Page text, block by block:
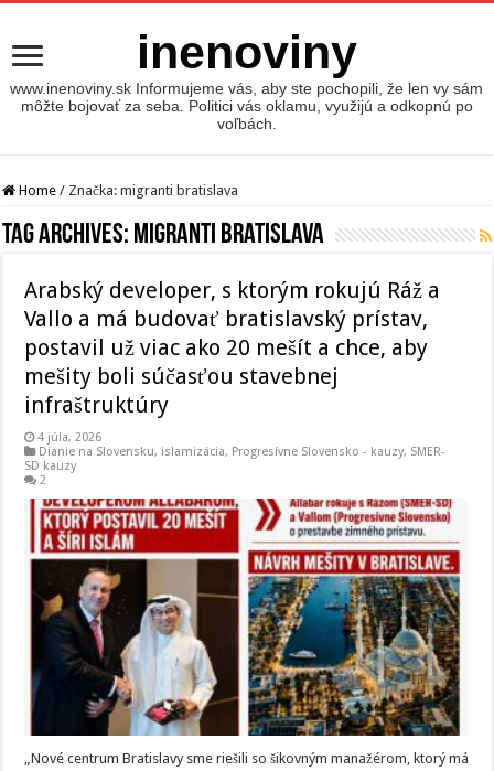
inenoviny
www.inenoviny.sk Informujeme vás, aby ste pochopili, že len vy sám
môžte bojovať za seba. Politici vás oklamu, využijú a odkopnú po
voľbách.
Home / Značka:migranti bratislava
Tag Archives: migranti bratislava
Arabský developer, s ktorým rokujú Ráž a
Vallo a má budovať bratislavský prístav,
postavil už viac ako 20 mešít a chce, aby
mešity boli súčasťou stavebnej
infraštruktúry
4 júla, 2026
Dianie na Slovensku, islamizácia, Progresívne Slovensko - kauzy, SMER-
SD kauzy
2
„Nové centrum Bratislavy sme riešili so šikovným manažérom, ktorý má